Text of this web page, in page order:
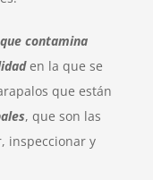
contamina
en la que se
que están
, que son las
inspeccionar y